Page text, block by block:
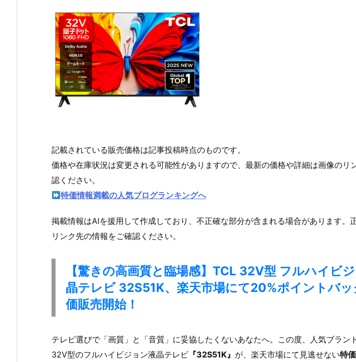
記載されている販売価格は記事投稿時点のものです。
価格や在庫状況は変更される可能性がありますので、最新の価格や詳細は画像のリ
認ください。
特価情報満載の人気ブログランキングへ
掲載情報はAIを援用して作成しており、不正確な部分が含まれる場合があります。
リンク先の情報をご確認ください。
【驚きの高画質と臨場感】TCL 32V型 フルハイビ
晶テレビ 32S51K、楽天市場にて20%ポイントバッ
価販売開始！
テレビ選びで「画質」と「音質」に妥協したくないあなたへ。この度、人気ブラン
32V型のフルハイビジョン液晶テレビ 『32S51K』 が、楽天市場にて見逃せない特価